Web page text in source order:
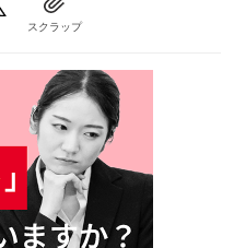
スクラップ